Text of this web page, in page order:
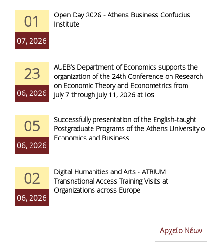
01
07, 2026
Open Day 2026 - Athens Business Confucius
Institute
23
06, 2026
AUEB’s Department of Economics supports the
organization of the 24th Conference on Research
on Economic Theory and Econometrics from
July 7 through July 11, 2026 at Ios.
05
06, 2026
Successfully presentation of the English-taught
Postgraduate Programs of the Athens University of
Economics and Business
02
06, 2026
Digital Humanities and Arts - ATRIUM
Transnational Access Training Visits at
Organizations across Europe
Αρχείο Νέων